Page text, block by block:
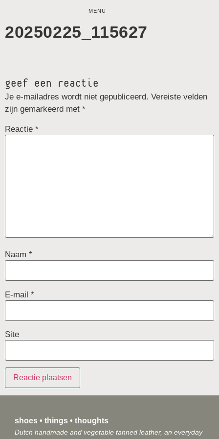
MENU
20250225_115627
geef een reactie
Je e-mailadres wordt niet gepubliceerd. Vereiste velden
zijn gemarkeerd met *
Reactie *
Naam *
E-mail *
Site
shoes • things • thoughts
Dutch handmade and vegetable tanned leather, an everyday